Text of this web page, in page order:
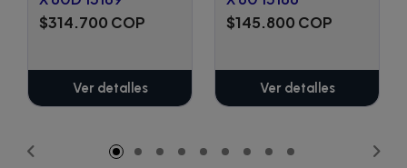
$314.700 COP
Ver detalles
$145.800 COP
Ver detalles